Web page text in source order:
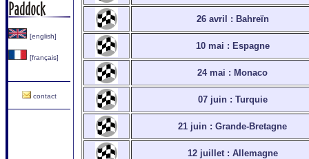
[english]
[français]
contact
26 avril : Bahreïn
10 mai : Espagne
24 mai : Monaco
07 juin : Turquie
21 juin : Grande-Bretagne
12 juillet : Allemagne